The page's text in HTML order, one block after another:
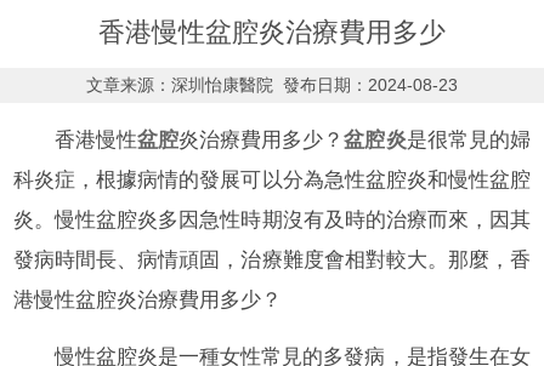
香港慢性盆腔炎治療費用多少
文章来源：深圳怡康醫院 發布日期：2024-08-23
香港慢性盆腔炎治療費用多少？盆腔炎是很常見的婦
科炎症，根據病情的發展可以分為急性盆腔炎和慢性盆腔
炎。慢性盆腔炎多因急性時期沒有及時的治療而來，因其
發病時間長、病情頑固，治療難度會相對較大。那麼，香
港慢性盆腔炎治療費用多少？
慢性盆腔炎是一種女性常見的多發病，是指發生在女